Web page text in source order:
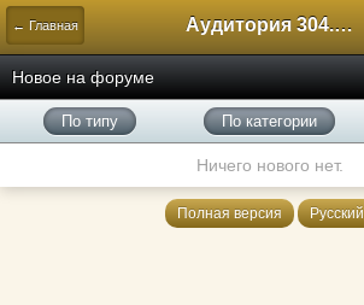
← Главная Аудитория 304. История России
Новое на форуме
По типу По категории
Ничего нового нет.
Полная версия Русский